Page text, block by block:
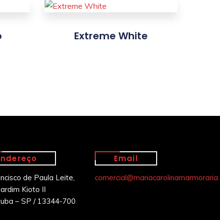
Extreme White
de Paula Leite,
Kioto II
– SP / 13344-700
Email